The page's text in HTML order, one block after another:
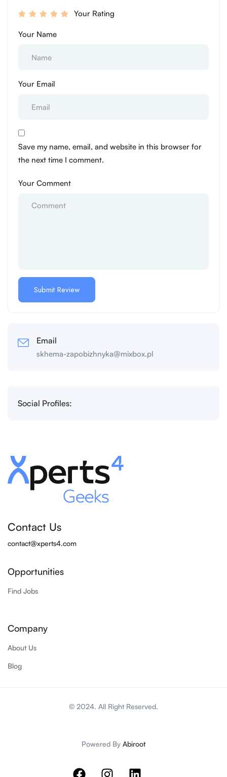
Your Rating
Your Name
Your Email
Save my name, email, and website in this browser for
the next time I comment.
Your Comment
Email
skhema-zapobizhnyka@mixbox.pl
Social Profiles:
Contact Us
contact@xperts4.com
Opportunities
Find Jobs
Company
About Us
Blog
© 2024. All Right Reserved.
Powered By Abiroot